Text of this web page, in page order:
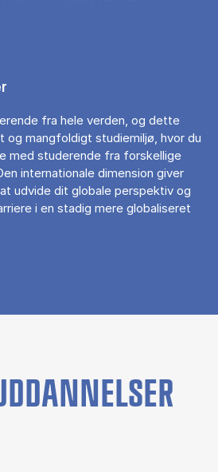
fra hele verden, og dette
og mangfoldigt studiemiljø, hvor du
med studerende fra forskellige
internationale dimension giver
udvide dit globale perspektiv og
i en stadig mere globaliseret